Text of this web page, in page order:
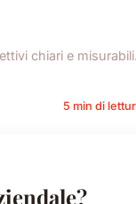
chiari e misurabili.
5 min di